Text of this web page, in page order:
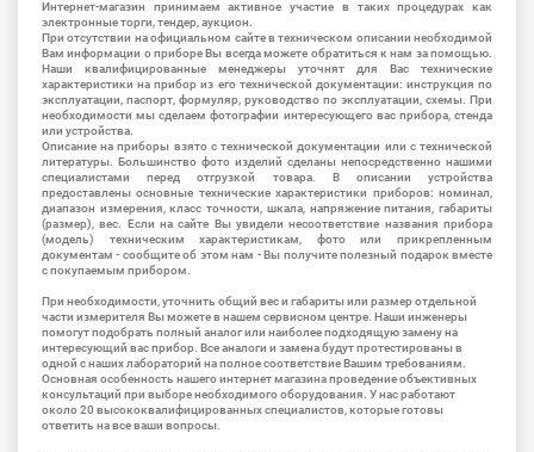
Интернет-магазин принимаем активное участие в таких процедурах как
электронные торги, тендер, аукцион.
При отсутствии на официальном сайте в техническом описании необходимой
Вам информации о приборе Вы всегда можете обратиться к нам за помощью.
Наши квалифицированные менеджеры уточнят для Вас технические
характеристики на прибор из его технической документации: инструкция по
эксплуатации, паспорт, формуляр, руководство по эксплуатации, схемы. При
необходимости мы сделаем фотографии интересующего вас прибора, стенда
или устройства.
Описание на приборы взято с технической документации или с технической
литературы. Большинство фото изделий сделаны непосредственно нашими
специалистами перед отгрузкой товара. В описании устройства
предоставлены основные технические характеристики приборов: номинал,
диапазон измерения, класс точности, шкала, напряжение питания, габариты
(размер), вес. Если на сайте Вы увидели несоответствие названия прибора
(модель) техническим характеристикам, фото или прикрепленным
документам - сообщите об этом нам - Вы получите полезный подарок вместе
с покупаемым прибором.
При необходимости, уточнить общий вес и габариты или размер отдельной
части измерителя Вы можете в нашем сервисном центре. Наши инженеры
помогут подобрать полный аналог или наиболее подходящую замену на
интересующий вас прибор. Все аналоги и замена будут протестированы в
одной с наших лабораторий на полное соответствие Вашим требованиям.
Основная особенность нашего интернет магазина проведение объективных
консультаций при выборе необходимого оборудования. У нас работают
около 20 высококвалифицированных специалистов, которые готовы
ответить на все ваши вопросы.